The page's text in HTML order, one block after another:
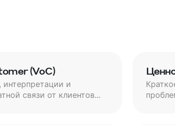
(VoC)
и
связи от клиентов...